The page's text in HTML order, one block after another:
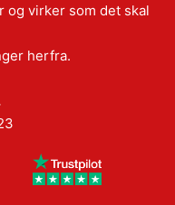
og virker som det skal
herfra.